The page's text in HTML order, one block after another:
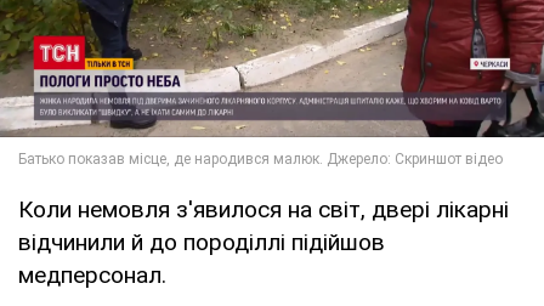
Коли немовля з'явилося на світ, двері лікарні
відчинили й до породіллі підійшов
медперсонал.